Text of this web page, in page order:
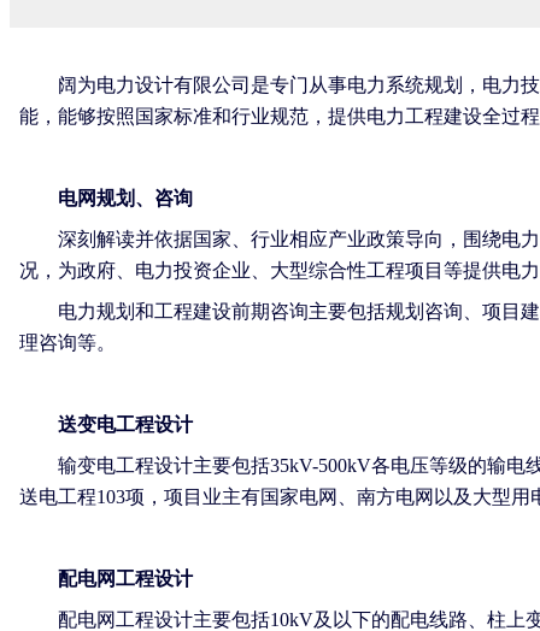
阔为电力设计有限公司是专门从事电力系统规划，电力技
能，能够按照国家标准和行业规范，提供电力工程建设全过
电网规划、咨询
深刻解读并依据国家、行业相应产业政策导向，围绕电力
况，为政府、电力投资企业、大型综合性工程项目等提供电
电力规划和工程建设前期咨询主要包括规划咨询、项目建
理咨询等。
送变电工程设计
输变电工程设计主要包括35kV-500kV各电压等级的输电
送电工程103项，项目业主有国家电网、南方电网以及大型用
配电网工程设计
配电网工程设计主要包括10kV及以下的配电线路、柱上